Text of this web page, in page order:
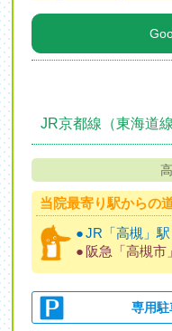
JR京都線（東海道線
当院最寄り駅からの
●JR「高槻」
● 阪急「高槻市
専用